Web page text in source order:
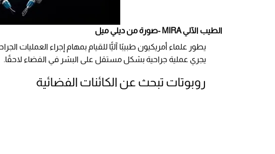
الطيب الآلي MIRA -صورة من ديلي ميل
يجري عملية جراحية بشكل مستقل على البشر في الفضاء لاحقًا.
روبوتات تبحث عن الكائنات الفضائية